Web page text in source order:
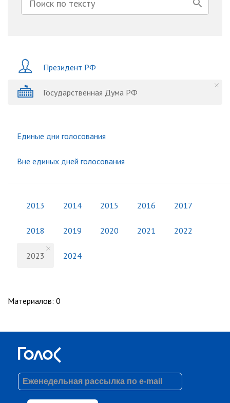
Президент РФ
Государственная Дума РФ
Единые дни голосования
Вне единых дней голосования
2013 2014 2015 2016 2017
2018 2019 2020 2021 2022
2023 2024
Материалов: 0